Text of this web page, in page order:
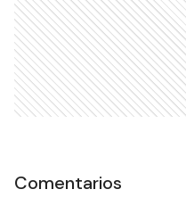
Comentarios